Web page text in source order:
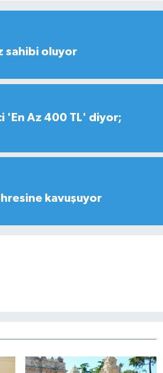
sahibi oluyor
'En Az 400 TL' diyor;
kavuşuyor